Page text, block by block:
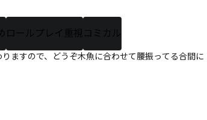
ロールプレイ重視 コミカル
ますので、どうぞ木魚に合わせて腰振ってる合間に